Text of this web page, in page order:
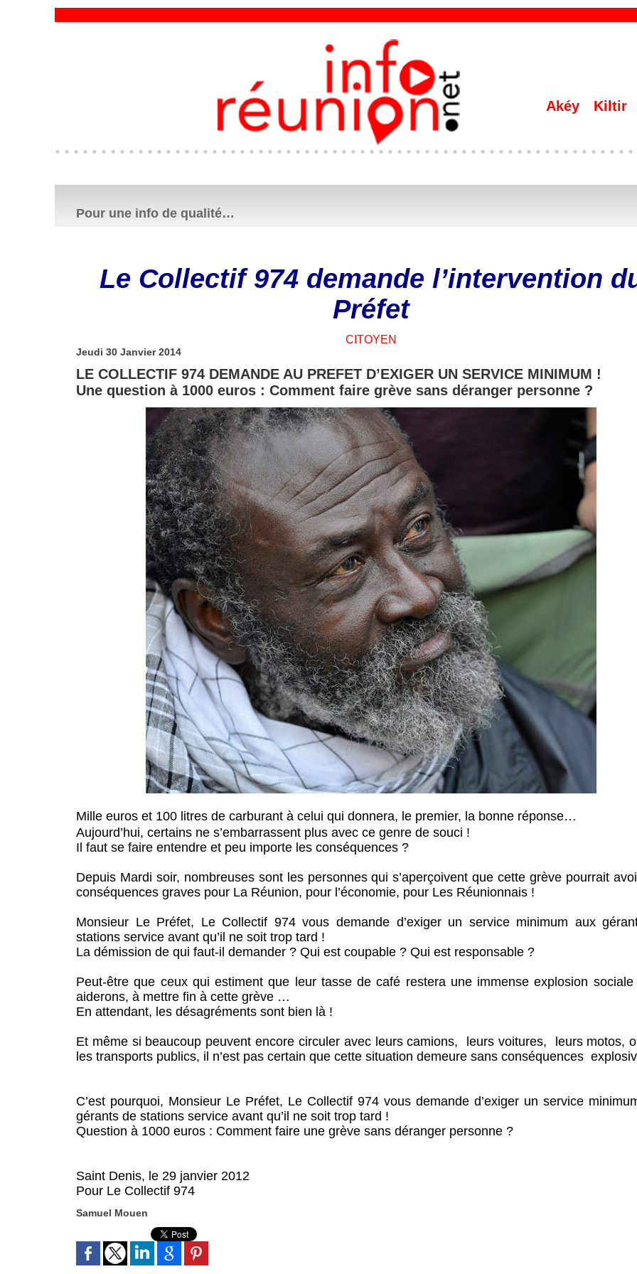
Akéy Kiltir
Pour une info de qualité…
Le Collectif 974 demande l’intervention
Préfet
CITOYEN
Jeudi 30 Janvier 2014
LE COLLECTIF 974 DEMANDE AU PREFET D’EXIGER UN SERVICE MINIMUM !
Une question à 1000 euros : Comment faire grève sans déranger personne ?
Mille euros et 100 litres de carburant à celui qui donnera, le premier, la bonne réponse…
Aujourd’hui, certains ne s’embarrassent plus avec ce genre de souci !
Il faut se faire entendre et peu importe les conséquences ?
Depuis Mardi soir, nombreuses sont les personnes qui s’aperçoivent que cette grève pourrait
conséquences graves pour La Réunion, pour l’économie, pour Les Réunionnais !
Monsieur Le Préfet, Le Collectif 974 vous demande d’exiger un service minimum aux
stations service avant qu’il ne soit trop tard !
La démission de qui faut-il demander ? Qui est coupable ? Qui est responsable ?
Peut-être que ceux qui estiment que leur tasse de café restera une immense explosion sociale
aiderons, à mettre fin à cette grève …
En attendant, les désagréments sont bien là !
Et même si beaucoup peuvent encore circuler avec leurs camions, leurs voitures, leurs motos,
les transports publics, il n’est pas certain que cette situation demeure sans conséquences
C’est pourquoi, Monsieur Le Préfet, Le Collectif 974 vous demande d’exiger un service
gérants de stations service avant qu’il ne soit trop tard !
Question à 1000 euros : Comment faire une grève sans déranger personne ?
Saint Denis, le 29 janvier 2012
Pour Le Collectif 974
Samuel Mouen